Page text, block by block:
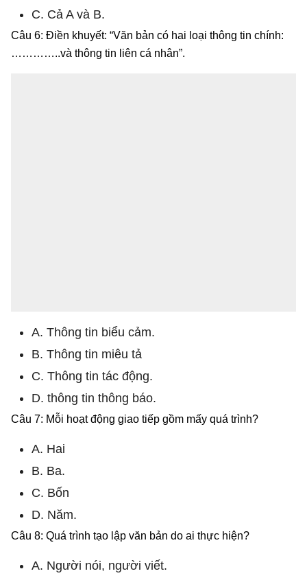
C. Cả A và B.
Câu 6: Điền khuyết: “Văn bản có hai loại thông tin chính:
…………..và thông tin liên cá nhân”.
A. Thông tin biểu cảm.
B. Thông tin miêu tả
C. Thông tin tác động.
D. thông tin thông báo.
Câu 7: Mỗi hoạt động giao tiếp gồm mấy quá trình?
A. Hai
B. Ba.
C. Bốn
D. Năm.
Câu 8: Quá trình tạo lập văn bản do ai thực hiện?
A. Người nói, người viết.